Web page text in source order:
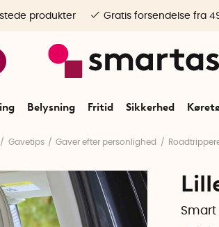
Belysning Fritid Sikkerhed
produkter Gratis forsendelse fra
Gavetips Gaver efter personlighed